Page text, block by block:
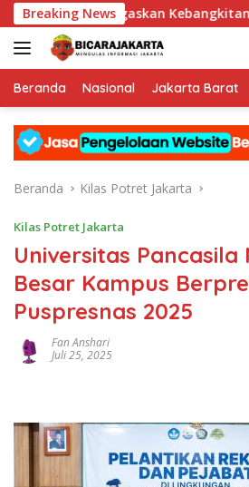
Langsung
ke
konten
Breaking News
2026 Tegaskan Kebangkitan
Beranda Nasional Jakarta Barat
Beranda Kilas Potret Jakarta
Kilas Potret Jakarta
Universitas Pancasila
Besar Kampus
Puspresnas 2025
Fan Anshari
Juli 25, 2025